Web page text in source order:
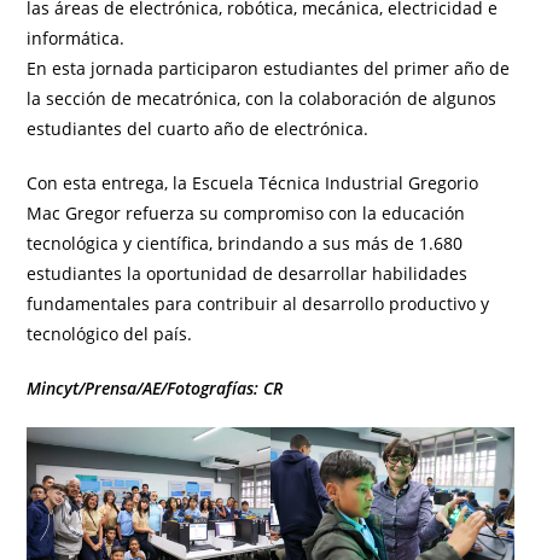
las áreas de electrónica, robótica, mecánica, electricidad e
informática.
En esta jornada participaron estudiantes del primer año de
la sección de mecatrónica, con la colaboración de algunos
estudiantes del cuarto año de electrónica.
Con esta entrega, la Escuela Técnica Industrial Gregorio
Mac Gregor refuerza su compromiso con la educación
tecnológica y científica, brindando a sus más de 1.680
estudiantes la oportunidad de desarrollar habilidades
fundamentales para contribuir al desarrollo productivo y
tecnológico del país.
Mincyt/Prensa/AE/Fotografías: CR